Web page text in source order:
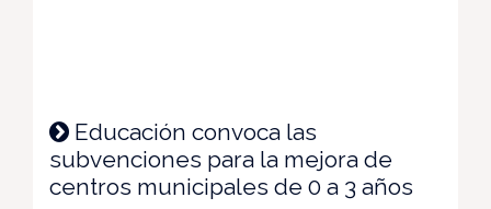
Educación convoca las
subvenciones para la mejora de
centros municipales de 0 a 3 años